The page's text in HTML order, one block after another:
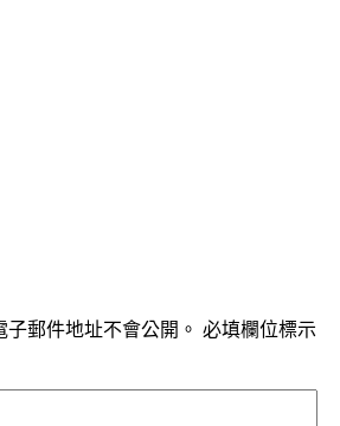
郵件地址不會公開。 必填欄位標示